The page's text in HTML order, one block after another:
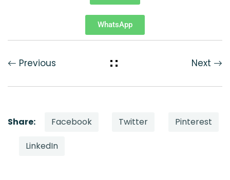
WhatsApp
Previous Next
Share: Facebook Twitter Pinterest
LinkedIn